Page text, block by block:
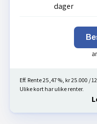
dager
Eff. Rente 25,47 %, kr 25.000 /
Ulike kort har ulike renter.